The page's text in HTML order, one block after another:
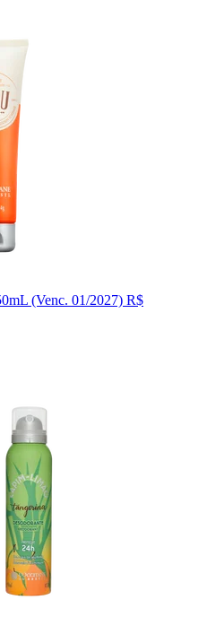
(Venc. 01/2027) R$